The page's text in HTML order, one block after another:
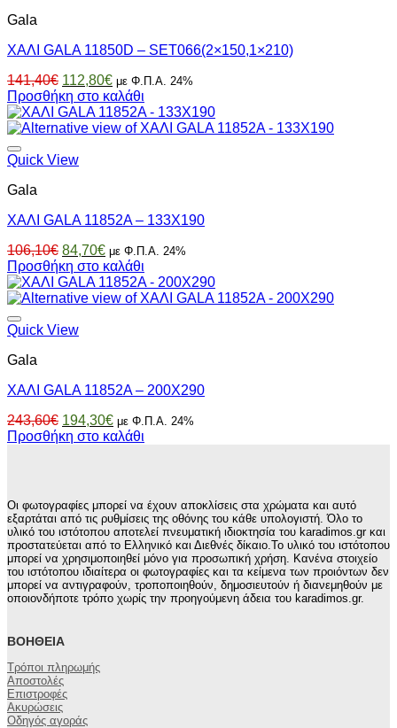
Gala
ΧΑΛΙ GALA 11850D – SET066(2×150,1×210)
141,40€ Original
price
was:
141,40€.
112,80€Η
τρέχουσα
τιμή
είναι:
με Φ.Π.Α. 24%
Προσθήκη στο καλάθι
Quick View
Gala
ΧΑΛΙ GALA 11852A – 133X190
106,10€ Original
price
was:
106,10€.
84,70€Η
τρέχουσα
τιμή
είναι:
με Φ.Π.Α. 24%
Προσθήκη στο καλάθι
Quick View
Gala
ΧΑΛΙ GALA 11852A – 200X290
243,60€ Original
price
194,30€Η
τρέχουσα
με Φ.Π.Α. 24%
Προσθήκη στο καλάθι
Οι φωτογραφίες μπορεί να έχουν αποκλίσεις στα χρώματα και αυτό
εξαρτάται από τις ρυθμίσεις της οθόνης του κάθε υπολογιστή. Όλο το
υλικό του ιστότοπου αποτελεί πνευματική ιδιοκτησία του karadimos.gr και
προστατεύεται από το Ελληνικό και Διεθνές δίκαιο.Το υλικό του ιστότοπου
μπορεί να χρησιμοποιηθεί μόνο για προσωπική χρήση. Κανένα στοιχείο
του ιστότοπου ιδιαίτερα οι φωτογραφίες και τα κείμενα των προιόντων δεν
μπορεί να αντιγραφούν, τροποποιηθούν, δημοσιευτούν ή διανεμηθούν με
οποιονδήποτε τρόπο χωρίς την προηγούμενη άδεια του karadimos.gr.
ΒΟΉΘΕΙΑ
Τρόποι πληρωμής
Αποστολές
Επιστροφές
Ακυρώσεις
Οδηγός αγοράς